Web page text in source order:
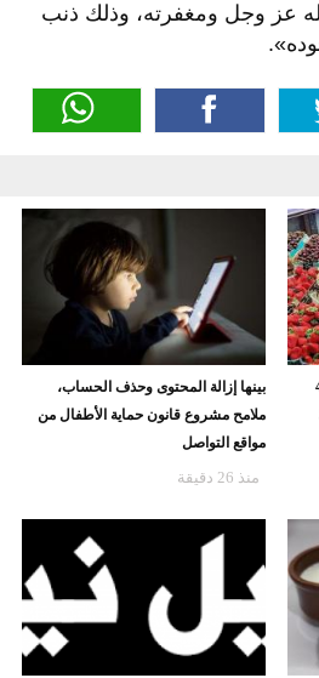
عز وجل ومغفرته، وذلك ذنب
40
بينها إزالة المحتوى وحذف الحساب،
ملامح مشروع قانون حماية الأطفال من
مواقع التواصل
منذ 26 دقيقة